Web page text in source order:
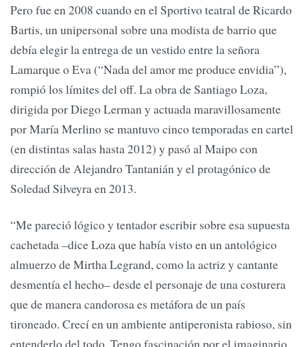
Pero fue en 2008 cuando en el Sportivo teatral de Ricardo
Bartis, un unipersonal sobre una modista de barrio que
debía elegir la entrega de un vestido entre la señora
Lamarque o Eva (“Nada del amor me produce envidia”),
rompió los límites del off. La obra de Santiago Loza,
dirigida por Diego Lerman y actuada maravillosamente
por María Merlino se mantuvo cinco temporadas en cartel
(en distintas salas hasta 2012) y pasó al Maipo con
dirección de Alejandro Tantanián y el protagónico de
Soledad Silveyra en 2013.
“Me pareció lógico y tentador escribir sobre esa supuesta
cachetada –dice Loza que había visto en un antológico
almuerzo de Mirtha Legrand, como la actriz y cantante
desmentía el hecho– desde el personaje de una costurera
que de manera candorosa es metáfora de un país
tironeado. Crecí en un ambiente antiperonista rabioso, sin